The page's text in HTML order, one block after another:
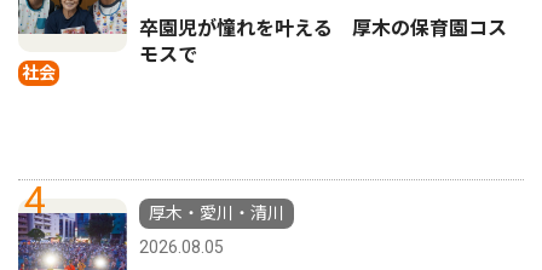
社会
卒園児が憧れを叶える 厚木の保育園コス
モスで
4
厚木・愛川・清川
2026.08.05